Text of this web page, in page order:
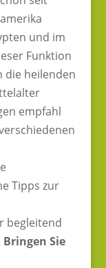
und im
Funktion
die heilenden
empfahl
Tipps zur
begleitend
Bringen Sie